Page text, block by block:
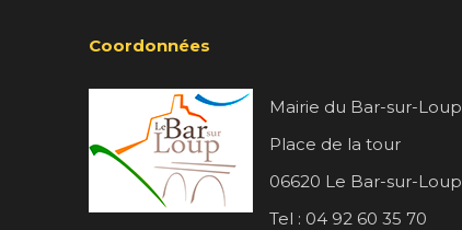
Coordonnées
Mairie du Bar-sur-Loup
Place de la tour
06620 Le Bar-sur-Loup
Tel : 04 92 60 35 70